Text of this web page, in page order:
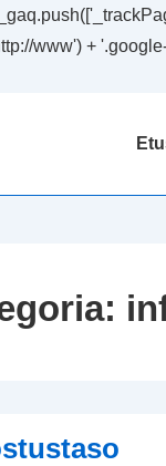
www') +